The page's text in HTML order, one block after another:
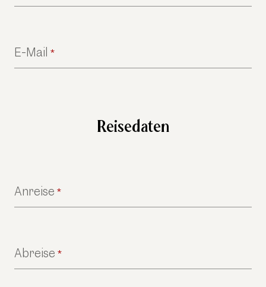
E-Mail *
Reisedaten
Anreise *
Abreise *